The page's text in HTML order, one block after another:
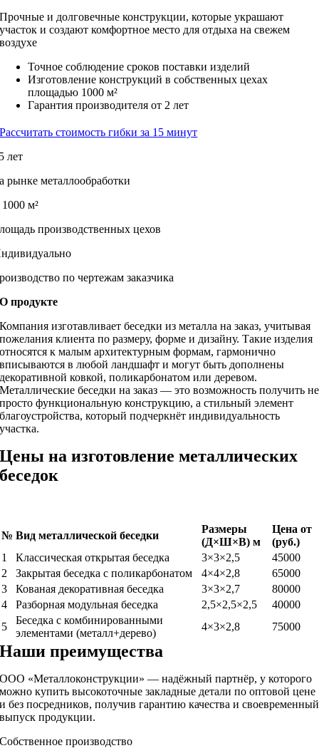
Прочные и долговечные конструкции, которые украшают
участок и создают комфортное место для отдыха на свежем
воздухе
Точное соблюдение сроков поставки изделий
Изготовление конструкций в собственных цехах
площадью 1000 м²
Гарантия производителя от 2 лет
Рассчитать стоимость гибки за 15 минут
лет
рынке металлообработки
м²
производственных цехов
по чертежам заказчика
О продукте
Компания изготавливает беседки из металла на заказ, учитывая
пожелания клиента по размеру, форме и дизайну. Такие изделия
относятся к малым архитектурным формам, гармонично
вписываются в любой ландшафт и могут быть дополнены
декоративной ковкой, поликарбонатом или деревом.
Металлические беседки на заказ — это возможность получить не
просто функциональную конструкцию, а стильный элемент
благоустройства, который подчеркнёт индивидуальность
участка.
Цены на изготовление металлических
беседок
№ Вид металлической беседки
Размеры
(Д×Ш×В) м
Цена от
(руб.)
1
Классическая открытая беседка 3×3×2,5
45000
2
Закрытая беседка с поликарбонатом 4×4×2,8
65000
3
Кованая декоративная беседка 3×3×2,7
80000
4
Разборная модульная беседка 2,5×2,5×2,5
40000
5
Беседка с комбинированными
элементами (металл+дерево)
4×3×2,8 75000
Наши преимущества
ООО «Металлоконструкции» — надёжный партнёр, у которого
можно купить высокоточные закладные детали по оптовой цене
и без посредников, получив гарантию качества и своевременный
выпуск продукции.
Собственное производство